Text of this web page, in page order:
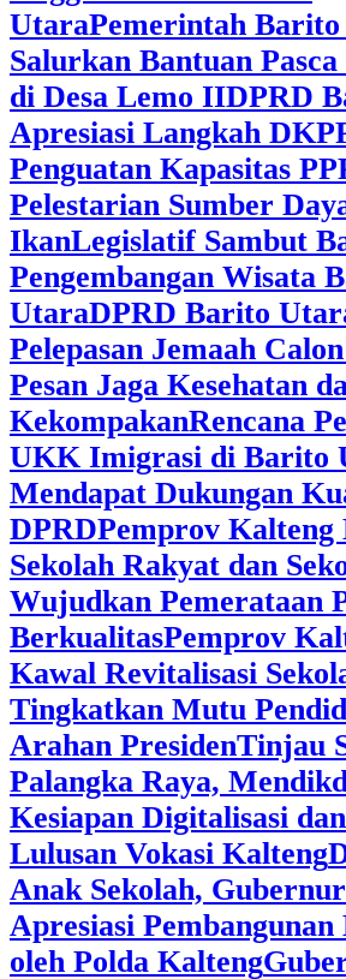
UtaraPemerintah
Salurkan Bantuan
di Desa Lemo IIDPRD
Apresiasi Langkah
Penguatan Kapasitas
Pelestarian Sumber
IkanLegislatif Sambut
Pengembangan Wisata
UtaraDPRD Barito
Pelepasan Jemaah
Pesan Jaga Kesehatan
KekompakanRencana
UKK Imigrasi di Barito
Mendapat Dukungan
DPRD‎Pemprov Kalteng
Sekolah Rakyat dan
Wujudkan Pemerataan
Berkualitas‎Pemprov
Kawal Revitalisasi
Tingkatkan Mutu
Arahan Presiden‎Tinjau
Palangka Raya,
Kesiapan Digitalisasi
Lulusan Vokasi Kalteng
Anak Sekolah,
Apresiasi
oleh Polda Kalteng